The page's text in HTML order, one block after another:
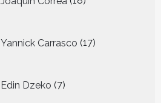
producten
Yannick Carrasco 17
producten
Edin Dzeko 7
producten